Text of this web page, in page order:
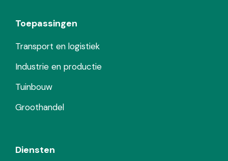
Toepassingen
Transport en logistiek
Industrie en productie
Tuinbouw
Groothandel
Diensten